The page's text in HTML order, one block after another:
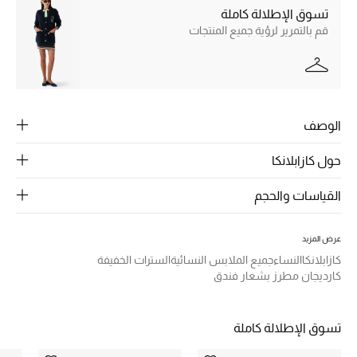
الجمال
المجوهرات
نسوقوا أحدث ما وصلنا
عرض جميع المنتجات
تسوق الإطلالة كاملة
قم بالتمرير لرؤية جميع المنتجات
الوصف
حول كازابلانكا
القياسات والحجم
عرض المزيد
كازابلانكاالنساءجميع الملابس النسائيةالسترات الخفيفة
كارديجان مطرز بشعار فندق
تسوق الإطلالة كاملة